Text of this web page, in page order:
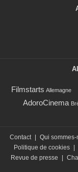
Filmstarts Allemagne
AdoroCinema
Contact | Qui
Politique de cookies |
Revue de presse
|